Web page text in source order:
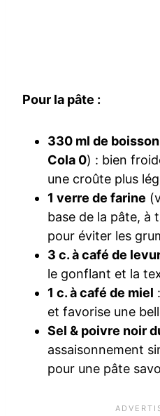
Pour la pâte :
330 ml de
Cola 0) : bien
une croûte plus
1 verre de farine
base de la pâte, à
pour éviter les
3 c. à café de
le gonflant et la
1 c. à café de miel
et favorise une
Sel & poivre noir
assaisonnement
pour une pâte